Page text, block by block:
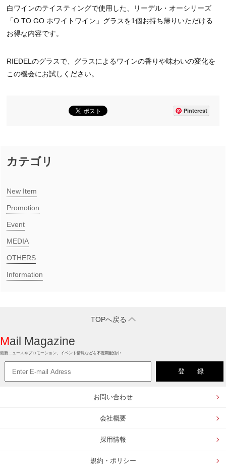
白ワインのテイスティングで使用した、リーデル・オーシリーズ
「O TO GO ホワイトワイン」グラスを1個お持ち帰りいただける
お得な内容です。
RIEDELのグラスで、グラスによるワインの香りや味わいの変化を
この機会にお試しください。
Pinterest
カテゴリ
New Item​
Promotion
Event
MEDIA​
OTHERS
Information
TOPへ戻る
Mail Magazine
最新ニュースやプロモーション、イベント情報などを不定期配信中
お問い合わせ
会社概要
採用情報
規約・ポリシー